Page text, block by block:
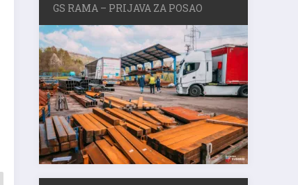
GS RAMA – PRIJAVA ZA POSAO